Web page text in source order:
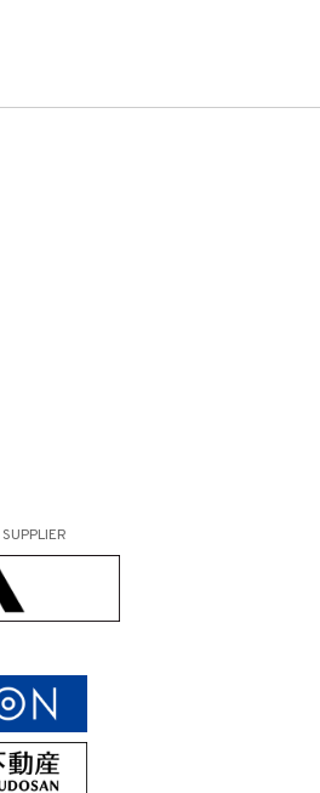
SUPPLIER